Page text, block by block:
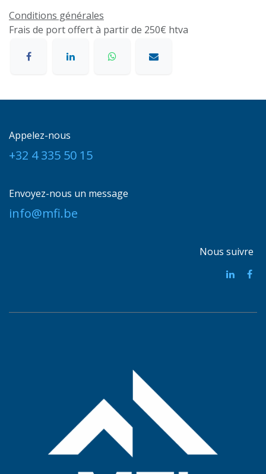
Conditions générales
Frais de port offert à partir de 250€ htva
Appelez-nous
+32 4 335 50 15
Envoyez-nous un message
info@mfi.be
Nous suivre